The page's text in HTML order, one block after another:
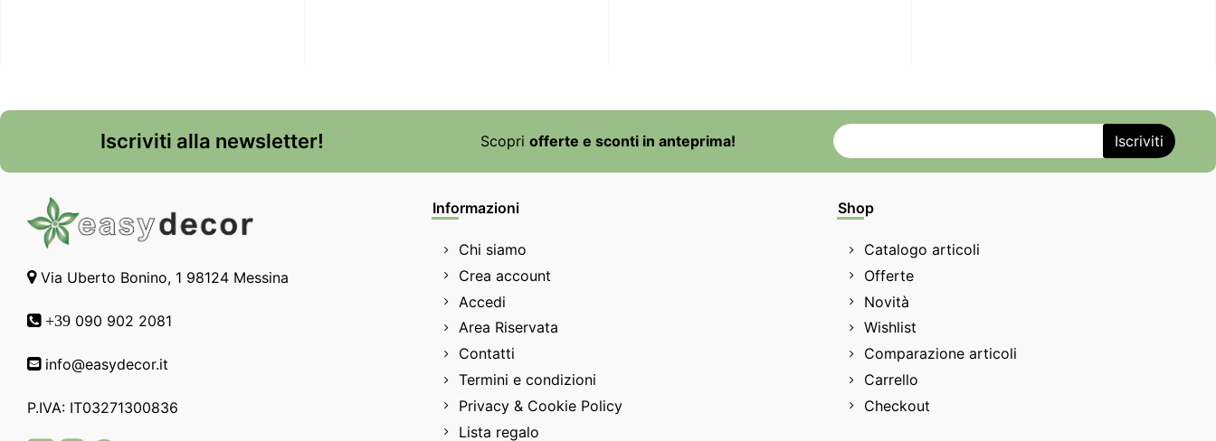
Iscriviti alla newsletter! Scopri offerte e sconti in anteprima!
Via Uberto Bonino, 1 98124 Messina
+39 090 902 2081
info@easydecor.it
P.IVA: IT03271300836
Informazioni
Chi siamo
Crea account
Accedi
Area Riservata
Contatti
Termini e condizioni
Privacy & Cookie Policy
Lista regalo
Shop
Catalogo articoli
Offerte
Novità
Wishlist
Comparazione articoli
Carrello
Checkout